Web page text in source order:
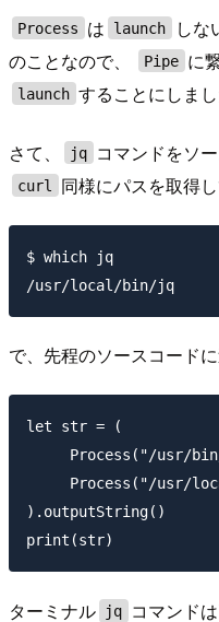
Process は launch しな
のことなので、
Pipe に
launch することにしまし
さて、 jq コマンドをソ
curl 同様にパスを取得
$ which jq
で、先程のソースコード
let str = (
Process("/usr/
Process("/usr/
).outputString()
ターミナル jq コマンド